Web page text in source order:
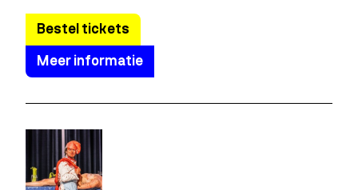
Bestel tickets
Meer informatie